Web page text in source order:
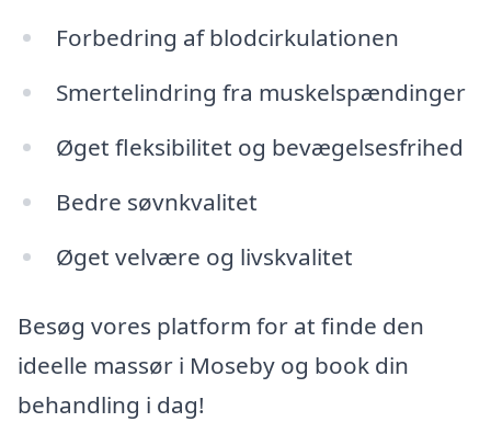
Forbedring af blodcirkulationen
Smertelindring fra muskelspændinger
Øget fleksibilitet og bevægelsesfrihed
Bedre søvnkvalitet
Øget velvære og livskvalitet
Besøg vores platform for at finde den
ideelle massør i Moseby og book din
behandling i dag!